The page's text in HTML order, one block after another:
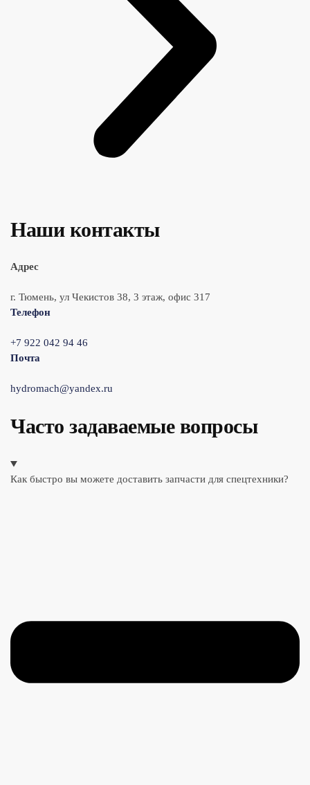
Наши контакты
Адрес
г. Тюмень, ул Чекистов 38, 3 этаж, офис 317
Телефон
+7 922 042 94 46
Почта
hydromach@yandex.ru
Часто задаваемые вопросы
Как быстро вы можете доставить запчасти для спецтехники?